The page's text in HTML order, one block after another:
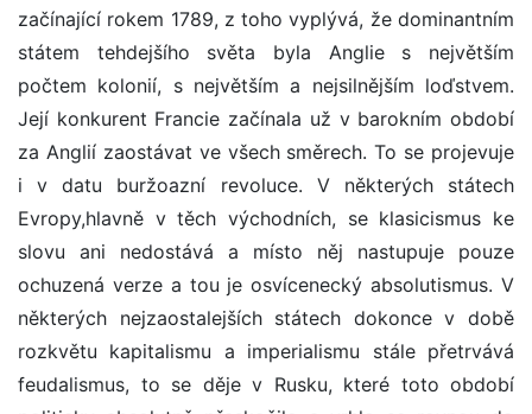
začínající rokem 1789, z toho vyplývá, že dominantním
státem tehdejšího světa byla Anglie s největším
počtem kolonií, s největším a nejsilnějším loďstvem.
Její konkurent Francie začínala už v barokním období
za Anglií zaostávat ve všech směrech. To se projevuje
i v datu buržoazní revoluce. V některých státech
Evropy,hlavně v těch východních, se klasicismus ke
slovu ani nedostává a místo něj nastupuje pouze
ochuzená verze a tou je osvícenecký absolutismus. V
některých nejzaostalejších státech dokonce v době
rozkvětu kapitalismu a imperialismu stále přetrvává
feudalismus, to se děje v Rusku, které toto období